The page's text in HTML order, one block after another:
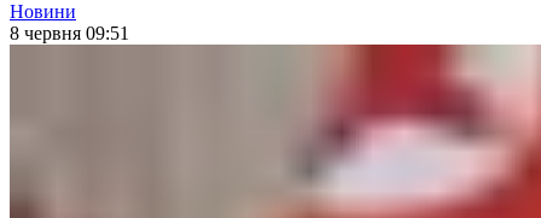
Новини
8 червня 09:51